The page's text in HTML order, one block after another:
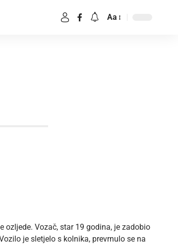
Aa
ozljede. Vozač, star 19 godina, je zadobio
je sletjelo s kolnika, prevrnulo se na